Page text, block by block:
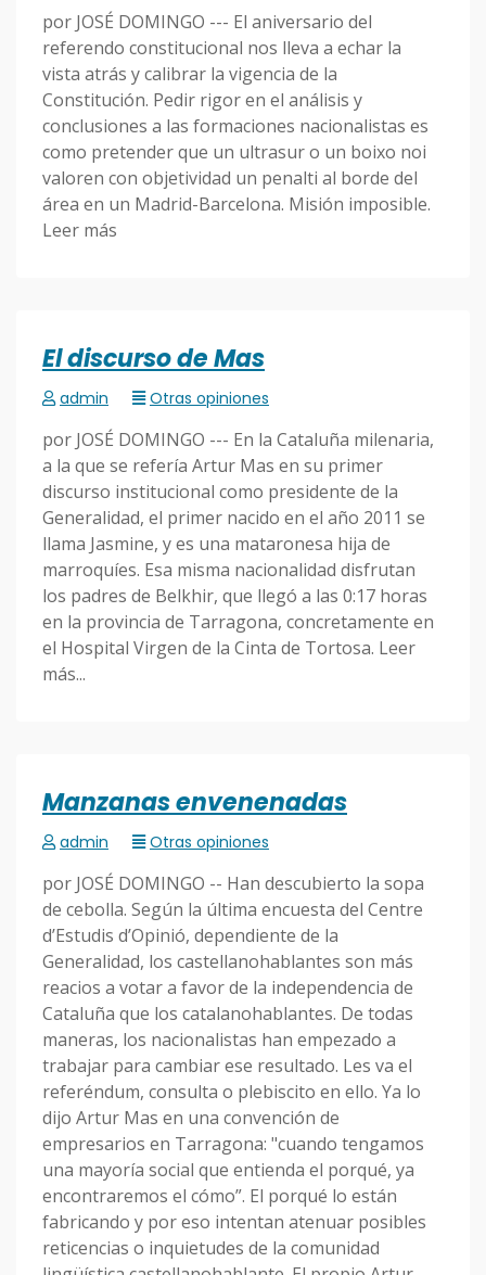
por JOSÉ DOMINGO --- El aniversario del
referendo constitucional nos lleva a echar la
vista atrás y calibrar la vigencia de la
Constitución. Pedir rigor en el análisis y
conclusiones a las formaciones nacionalistas es
como pretender que un ultrasur o un boixo noi
valoren con objetividad un penalti al borde del
área en un Madrid-Barcelona. Misión imposible.
Leer más
El discurso de Mas
admin Otras opiniones
por JOSÉ DOMINGO --- En la Cataluña milenaria,
a la que se refería Artur Mas en su primer
discurso institucional como presidente de la
Generalidad, el primer nacido en el año 2011 se
llama Jasmine, y es una mataronesa hija de
marroquíes. Esa misma nacionalidad disfrutan
los padres de Belkhir, que llegó a las 0:17 horas
en la provincia de Tarragona, concretamente en
el Hospital Virgen de la Cinta de Tortosa. Leer
más...
Manzanas envenenadas
admin Otras opiniones
por JOSÉ DOMINGO -- Han descubierto la sopa
de cebolla. Según la última encuesta del Centre
d’Estudis d’Opinió, dependiente de la
Generalidad, los castellanohablantes son más
reacios a votar a favor de la independencia de
Cataluña que los catalanohablantes. De todas
maneras, los nacionalistas han empezado a
trabajar para cambiar ese resultado. Les va el
referéndum, consulta o plebiscito en ello. Ya lo
dijo Artur Mas en una convención de
empresarios en Tarragona: "cuando tengamos
una mayoría social que entienda el porqué, ya
encontraremos el cómo”. El porqué lo están
fabricando y por eso intentan atenuar posibles
reticencias o inquietudes de la comunidad